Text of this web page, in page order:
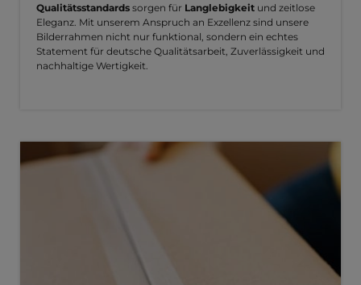
Qualitätsstandards sorgen für Langlebigkeit und zeitlose
Eleganz. Mit unserem Anspruch an Exzellenz sind unsere
Bilderrahmen nicht nur funktional, sondern ein echtes
Statement für deutsche Qualitätsarbeit, Zuverlässigkeit und
nachhaltige Wertigkeit.